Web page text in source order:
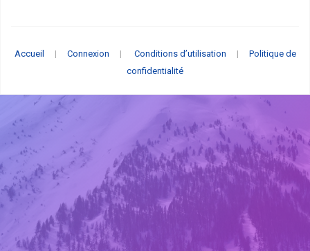
Accueil | Connexion | Conditions d’utilisation |
Politique de
confidentialité